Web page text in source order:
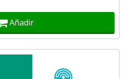
Añadir